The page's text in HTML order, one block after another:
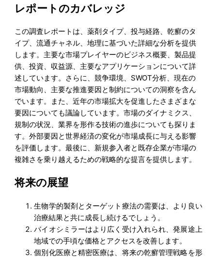
レポートのカバレッジ
この調査レポートは、薬剤タイプ、投与経路、乾癬のタ
イプ、流通チャネル、地理に基づいた詳細な分析を提供
します。主要な市場プレイヤーのビジネス概要、製品提
供、投資、収益源、主要なアプリケーションについて詳
述しています。さらに、競争環境、SWOT分析、現在の
市場動向、主要な推進要因と制約についての洞察を含ん
でいます。また、近年の市場拡大を促進したさまざまな
要因についても議論しています。市場のダイナミクス、
規制の状況、業界を形作る技術の進歩についても探りま
す。外部要因と世界経済の変化が市場成長に与える影響
を評価します。最後に、新規参入者と既存企業が市場の
複雑さを乗り越えるための戦略的な提言を提供します。
将来の展望
生物学的製剤とターゲット療法の需要は、より良い
治療結果と共に成長し続けるでしょう。
バイオシミラーはより広く受け入れられ、発展途上
地域での手頃な価格とアクセスを改善します。
個別化医療と精密医療は、将来の乾癬管理戦略を形